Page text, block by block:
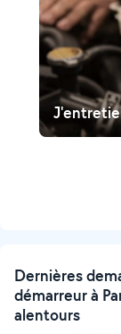
Dernières
démarreur à
alentours